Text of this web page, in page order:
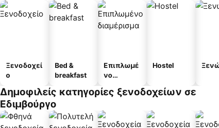
Ξενοδοχεί
ο
Bed &
breakfast
Επιπλωμέ
νο
α
Hostel
Δημοφιλείς κατηγορίες ξενοδοχείων σε
Εδιμβούργο